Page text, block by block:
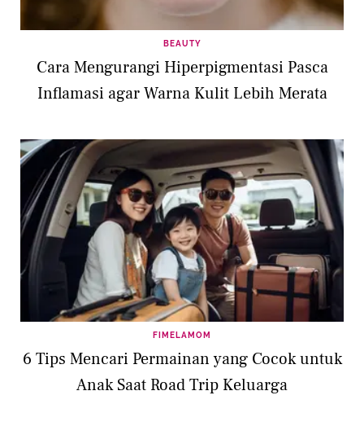
BEAUTY
Cara Mengurangi Hiperpigmentasi Pasca
Inflamasi agar Warna Kulit Lebih Merata
FIMELAMOM
6 Tips Mencari Permainan yang Cocok untuk
Anak Saat Road Trip Keluarga